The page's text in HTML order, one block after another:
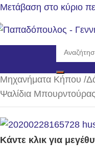
Μετάβαση στο κύριο
Αρχική σελίδα/
Μηχανήματα Κήπου /
Ψαλίδια Μπουρντούρας
Κάντε κλικ για